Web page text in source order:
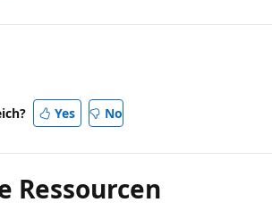
Yes No
Ressourcen